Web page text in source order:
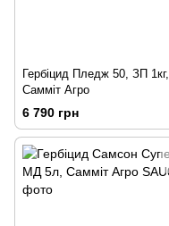
Гербіцид Пледж 50, ЗП 1кг,
Самміт Агро
6 790 грн